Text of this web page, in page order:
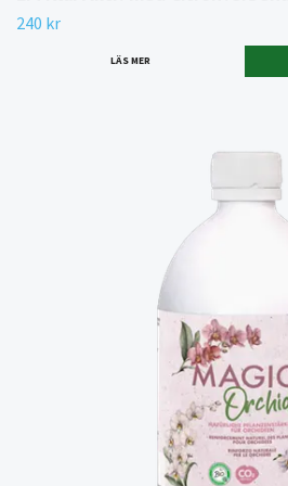
240 kr
LÄS MER